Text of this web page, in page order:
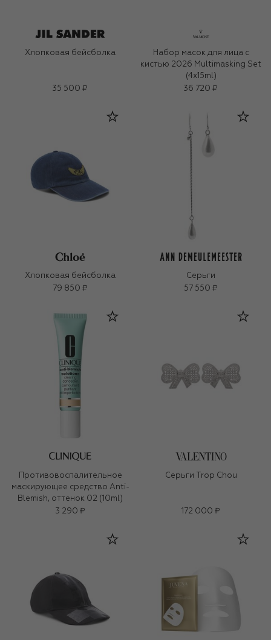
Хлопковая бейсболка
35 500 ₽
Набор масок для лица с
кистью 2026 Multimasking Set
(4x15ml)
36 720 ₽
Хлопковая бейсболка
79 850 ₽
Серьги
57 550 ₽
Противовоспалительное
маскирующее средство Anti-
Blemish, оттенок 02 (10ml)
3 290 ₽
Серьги Trop Chou
172 000 ₽